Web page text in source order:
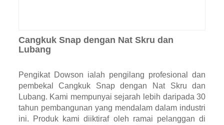
Cangkuk Snap dengan Nat Skru dan
Lubang
Pengikat Dowson ialah pengilang profesional dan
pembekal Cangkuk Snap dengan Nat Skru dan
Lubang. Kami mempunyai sejarah lebih daripada 30
tahun pembangunan yang mendalam dalam industri
ini. Produk kami diiktiraf oleh ramai pelanggan di